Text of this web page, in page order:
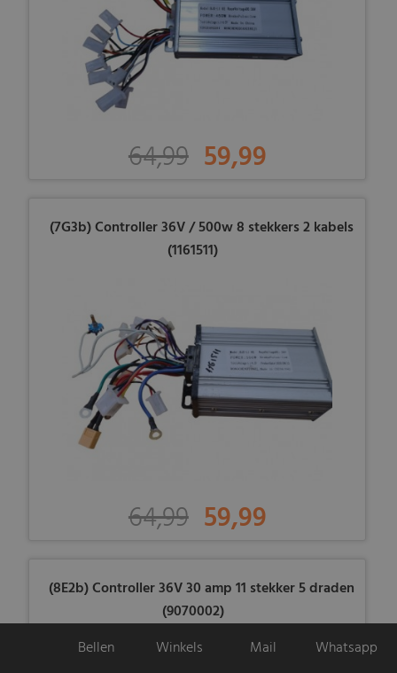
64,99 59,99
(7G3b) Controller 36V / 500w 8 stekkers 2 kabels
(1161511)
64,99 59,99
(8E2b) Controller 36V 30 amp 11 stekker 5 draden
(9070002)
Bellen
Winkels Mail Whatsapp